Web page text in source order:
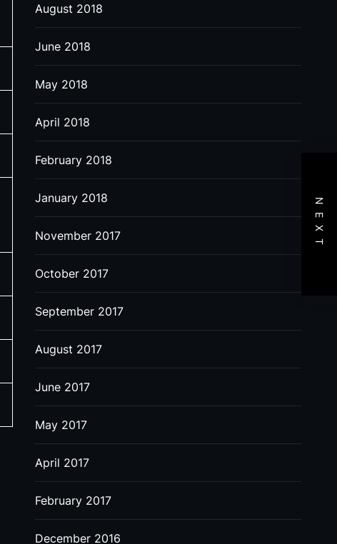
August 2018
June 2018
May 2018
April 2018
February 2018
January 2018
November 2017
October 2017
September 2017
August 2017
June 2017
May 2017
April 2017
February 2017
December 2016
NEXT